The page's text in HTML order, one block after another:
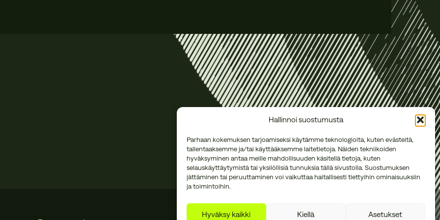
Hallinnoi suostumusta
Parhaan kokemuksen tarjoamiseksi käytämme teknologioita, kuten evästeitä,
tallentaaksemme ja/tai käyttääksemme laitetietoja. Näiden tekniikoiden
hyväksyminen antaa meille mahdollisuuden käsitellä tietoja, kuten
selauskäyttäytymistä tai yksilöllisiä tunnuksia tällä sivustolla. Suostumuksen
jättäminen tai peruuttaminen voi vaikuttaa haitallisesti tiettyihin ominaisuuksiin
ja toimintoihin.
Hyväksy kaikki Kiellä Asetukset